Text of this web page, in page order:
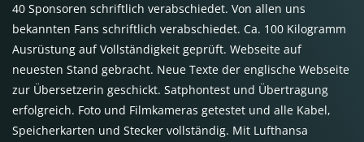
40 Sponsoren schriftlich verabschiedet. Von allen uns
bekannten Fans schriftlich verabschiedet. Ca. 100 Kilogramm
Ausrüstung auf Vollständigkeit geprüft. Webseite auf
neuesten Stand gebracht. Neue Texte der englische Webseite
zur Übersetzerin geschickt. Satphontest und Übertragung
erfolgreich. Foto und Filmkameras getestet und alle Kabel,
Speicherkarten und Stecker vollständig. Mit Lufthansa